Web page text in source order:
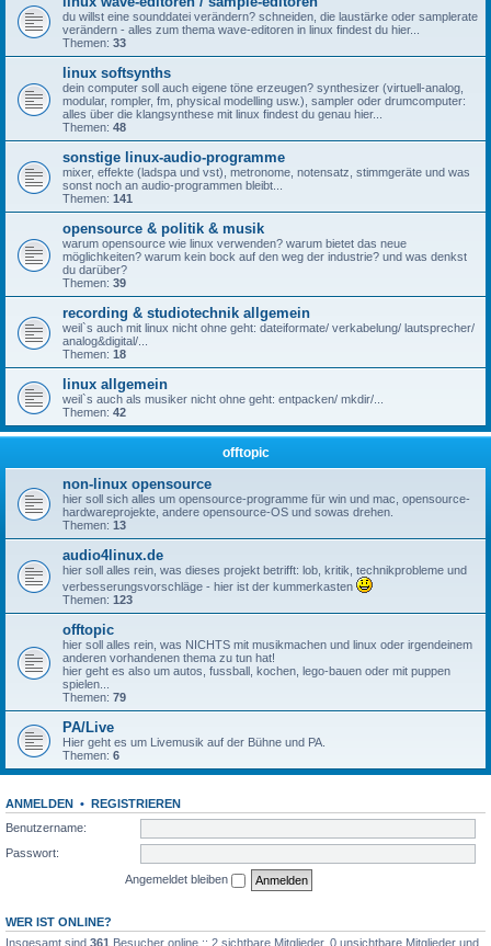
du willst eine sounddatei verändern? schneiden, die laustärke oder samplerate
verändern - alles zum thema wave-editoren in linux findest du hier...
Themen: 33
linux softsynths
dein computer soll auch eigene töne erzeugen? synthesizer (virtuell-analog,
modular, rompler, fm, physical modelling usw.), sampler oder drumcomputer:
alles über die klangsynthese mit linux findest du genau hier...
Themen: 48
sonstige linux-audio-programme
mixer, effekte (ladspa und vst), metronome, notensatz, stimmgeräte und was
sonst noch an audio-programmen bleibt...
Themen: 141
opensource & politik & musik
warum opensource wie linux verwenden? warum bietet das neue
möglichkeiten? warum kein bock auf den weg der industrie? und was denkst
du darüber?
Themen: 39
recording & studiotechnik allgemein
weil`s auch mit linux nicht ohne geht: dateiformate/ verkabelung/ lautsprecher/
analog&digital/...
Themen: 18
linux allgemein
weil`s auch als musiker nicht ohne geht: entpacken/ mkdir/...
Themen: 42
offtopic
non-linux opensource
hier soll sich alles um opensource-programme für win und mac, opensource-
hardwareprojekte, andere opensource-OS und sowas drehen.
Themen: 13
audio4linux.de
hier soll alles rein, was dieses projekt betrifft: lob, kritik, technikprobleme und
verbesserungsvorschläge - hier ist der kummerkasten
Themen: 123
offtopic
hier soll alles rein, was NICHTS mit musikmachen und linux oder irgendeinem
anderen vorhandenen thema zu tun hat!
hier geht es also um autos, fussball, kochen, lego-bauen oder mit puppen
spielen...
Themen: 79
PA/Live
Hier geht es um Livemusik auf der Bühne und PA.
Themen: 6
ANMELDEN • REGISTRIEREN
Benutzername:
Passwort:
Angemeldet bleiben
WER IST ONLINE?
Insgesamt sind 361 Besucher online :: 2 sichtbare Mitglieder, 0 unsichtbare Mitglieder und